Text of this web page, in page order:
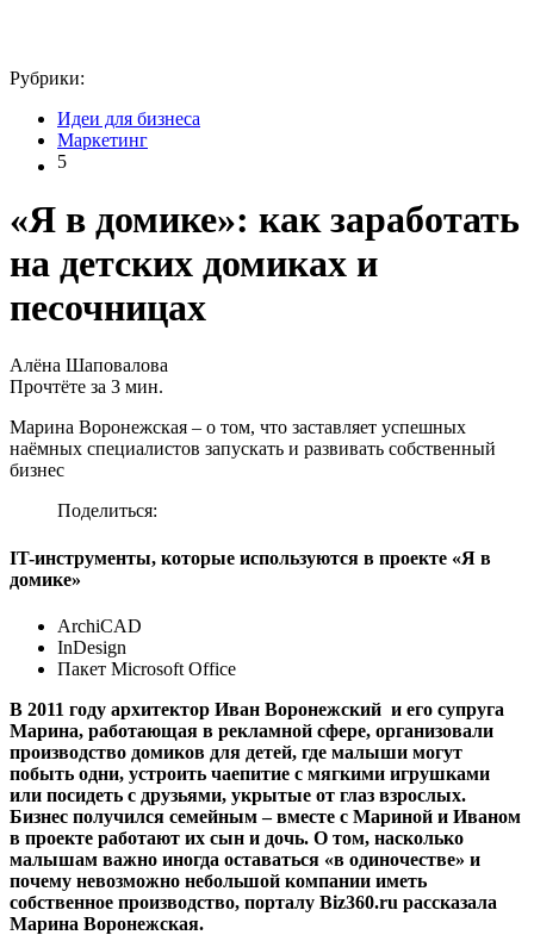
Рубрики:
Идеи для бизнеса
Маркетинг
5
«Я в домике»: как заработать
на детских домиках и
песочницах
Алёна Шаповалова
Прочтёте за 3 мин.
Марина Воронежская – о том, что заставляет успешных
наёмных специалистов запускать и развивать собственный
бизнес
Поделиться:
IT-инструменты, которые используются в проекте «Я в
домике»
ArchiCAD
InDesign
Пакет Microsoft Office
В 2011 году архитектор Иван Воронежский и его супруга
Марина, работающая в рекламной сфере, организовали
производство домиков для детей, где малыши могут
побыть одни, устроить чаепитие с мягкими игрушками
или посидеть с друзьями, укрытые от глаз взрослых.
Бизнес получился семейным – вместе с Мариной и Иваном
в проекте работают их сын и дочь. О том, насколько
малышам важно иногда оставаться «в одиночестве» и
почему невозможно небольшой компании иметь
собственное производство, порталу Biz360.ru рассказала
Марина Воронежская.